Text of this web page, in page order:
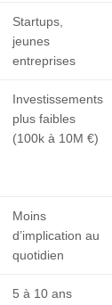
Startups,
jeunes
entreprises
Investissements
plus faibles
(100k à 10M €)
Moins
d’implication au
quotidien
5 à 10 ans